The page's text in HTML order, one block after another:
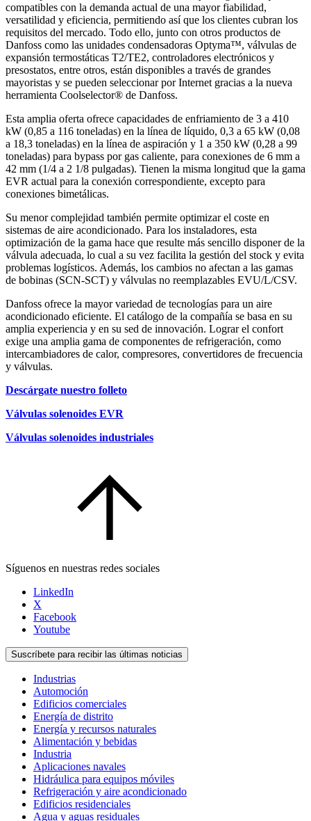
compatibles con la demanda actual de una mayor fiabilidad,
versatilidad y eficiencia, permitiendo así que los clientes cubran los
requisitos del mercado. Todo ello, junto con otros productos de
Danfoss como las unidades condensadoras Optyma™, válvulas de
expansión termostáticas T2/TE2, controladores electrónicos y
presostatos, entre otros, están disponibles a través de grandes
mayoristas y se pueden seleccionar por Internet gracias a la nueva
herramienta Coolselector® de Danfoss.
Esta amplia oferta ofrece capacidades de enfriamiento de 3 a 410
kW (0,85 a 116 toneladas) en la línea de líquido, 0,3 a 65 kW (0,08
a 18,3 toneladas) en la línea de aspiración y 1 a 350 kW (0,28 a 99
toneladas) para bypass por gas caliente, para conexiones de 6 mm a
42 mm (1/4 a 2 1/8 pulgadas). Tienen la misma longitud que la gama
EVR actual para la conexión correspondiente, excepto para
conexiones bimetálicas.
Su menor complejidad también permite optimizar el coste en
sistemas de aire acondicionado. Para los instaladores, esta
optimización de la gama hace que resulte más sencillo disponer de la
válvula adecuada, lo cual a su vez facilita la gestión del stock y evita
problemas logísticos. Además, los cambios no afectan a las gamas
de bobinas (SCN-SCT) y válvulas no reemplazables EVU/L/CSV.
Danfoss ofrece la mayor variedad de tecnologías para un aire
acondicionado eficiente. El catálogo de la compañía se basa en su
amplia experiencia y en su sed de innovación. Lograr el confort
exige una amplia gama de componentes de refrigeración, como
intercambiadores de calor, compresores, convertidores de frecuencia
y válvulas.
Descárgate nuestro folleto
Válvulas solenoides EVR
Válvulas solenoides industriales
Síguenos en nuestras redes sociales
LinkedIn
X
Facebook
Youtube
Suscríbete para recibir las últimas noticias
Industrias
Automoción
Edificios comerciales
Energía de distrito
Energía y recursos naturales
Alimentación y bebidas
Industria
Aplicaciones navales
Hidráulica para equipos móviles
Refrigeración y aire acondicionado
Edificios residenciales
Agua y aguas residuales